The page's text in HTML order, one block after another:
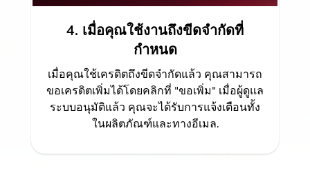
4. เมื่อคุณใช้งานถึงขีดจำกัดที่
กำหนด
เมื่อคุณใช้เครดิตถึงขีดจำกัดแล้ว คุณสามารถ
ขอเครดิตเพิ่มได้โดยคลิกที่ "ขอเพิ่ม" เมื่อผู้ดูแล
ระบบอนุมัติแล้ว คุณจะได้รับการแจ้งเตือนทั้ง
ในผลิตภัณฑ์และทางอีเมล.